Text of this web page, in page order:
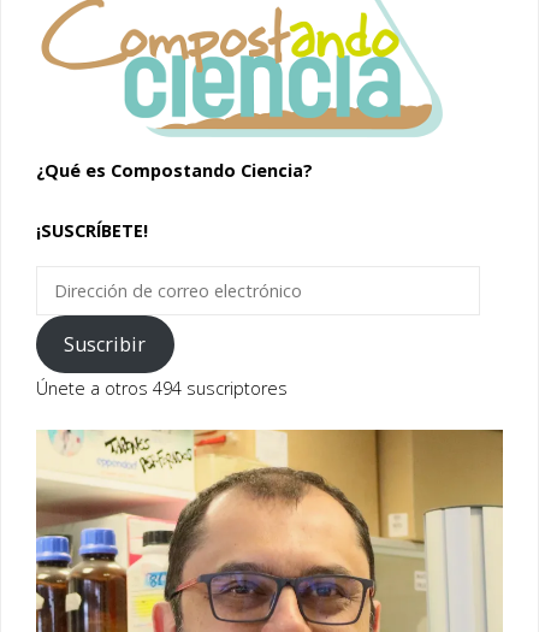
¿Qué es Compostando Ciencia?
¡SUSCRÍBETE!
Dirección
correo
electrónico
Suscribir
Únete a otros 494 suscriptores